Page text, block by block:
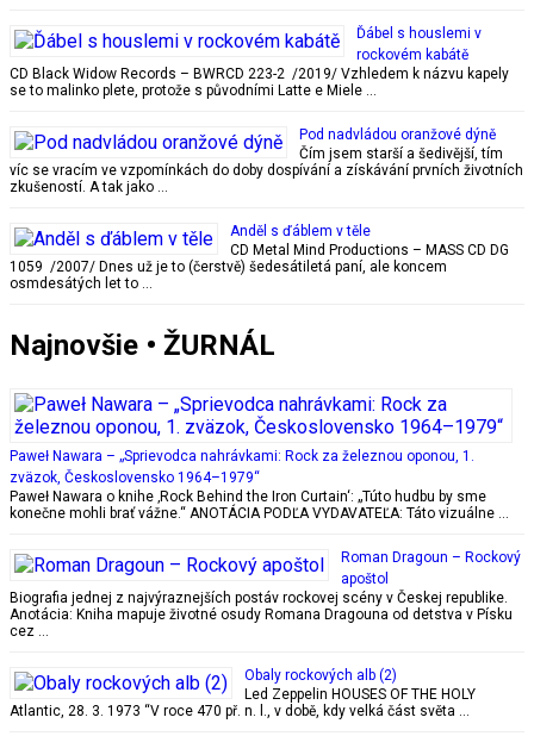
Ďábel s houslemi v
rockovém kabátě
CD Black Widow Records – BWRCD 223-2 /2019/ Vzhledem k názvu kapely
se to malinko plete, protože s původními Latte e Miele …
Pod nadvládou oranžové dýně
Čím jsem starší a šedivější, tím
víc se vracím ve vzpomínkách do doby dospívání a získávání prvních životních
zkušeností. A tak jako …
Anděl s ďáblem v těle
CD Metal Mind Productions – MASS CD DG
1059 /2007/ Dnes už je to (čerstvě) šedesátiletá paní, ale koncem
osmdesátých let to …
Najnovšie • ŽURNÁL
Paweł Nawara – „Sprievodca nahrávkami: Rock za železnou oponou, 1.
zväzok, Československo 1964–1979“
Paweł Nawara o knihe ‚Rock Behind the Iron Curtain‘: „Túto hudbu by sme
konečne mohli brať vážne.“ ANOTÁCIA PODĽA VYDAVATEĽA: Táto vizuálne …
Roman Dragoun – Rockový
apoštol
Biografia jednej z najvýraznejších postáv rockovej scény v Českej republike.
Anotácia: Kniha mapuje životné osudy Romana Dragouna od detstva v Písku
cez …
Obaly rockových alb (2)
Led Zeppelin HOUSES OF THE HOLY
Atlantic, 28. 3. 1973 “V roce 470 př. n. l., v době, kdy velká část světa …